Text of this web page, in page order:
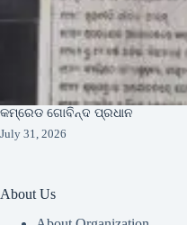
କମ୍ରେଡ ଗୋବିନ୍ଦ ପ୍ରଧାନ
July 31, 2026
About Us